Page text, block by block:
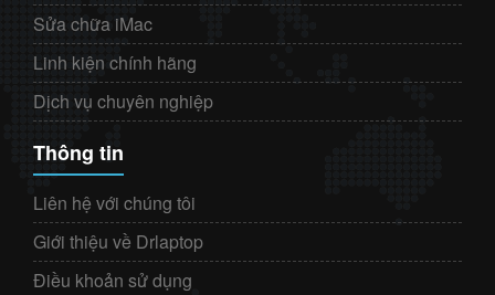
Sửa chữa iMac
Linh kiện chính hãng
Dịch vụ chuyên nghiệp
Thông tin
Liên hệ với chúng tôi
Giới thiệu về Drlaptop
Điều khoản sử dụng